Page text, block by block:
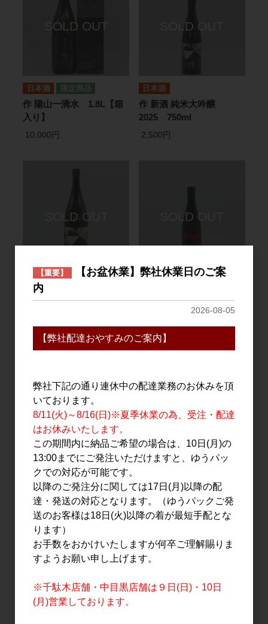
日本酒
作 陽山一滴水 1.8L【箱
入り】
10,000円
日本酒
作 新酒 純米大吟醸
2025 750ml
2,500円
日本酒
作 新酒 純米大吟醸
5,000円
日本酒
2,200円
日本酒
作 特撰酒 智 純米大吟醸
滴取り 750ml 【箱入
り】
30,000円
作 愛山 純米吟醸 2024
750ml
2,900円
【重要】
【お盆休業】弊社休業日のご案
内
2026-08-05
【弊社配達おやすみのご案内】
弊社下記の通り連休中の配達業務のお休みを頂
いております。
8/11(火)～8/16(日)※夏季休業の為、受注・配達
はお休みいたします。
この期間内に納品ご希望の場合は、10日(月)の
13:00までにご発注いただけますと、ゆうパッ
クでの対応が可能です。
以降のご発注分に関しては17日(月)以降の配
達・発送の対応となります。（ゆうパックご発
送のお客様は18日(火)以降の着が最短手配とな
ります）
お手数をおかけいたしますが何卒ご理解賜りま
すようお願い申し上げます。
※千駄木店舗・中目黒店舗は９日(日)・10日
(月)営業しております。